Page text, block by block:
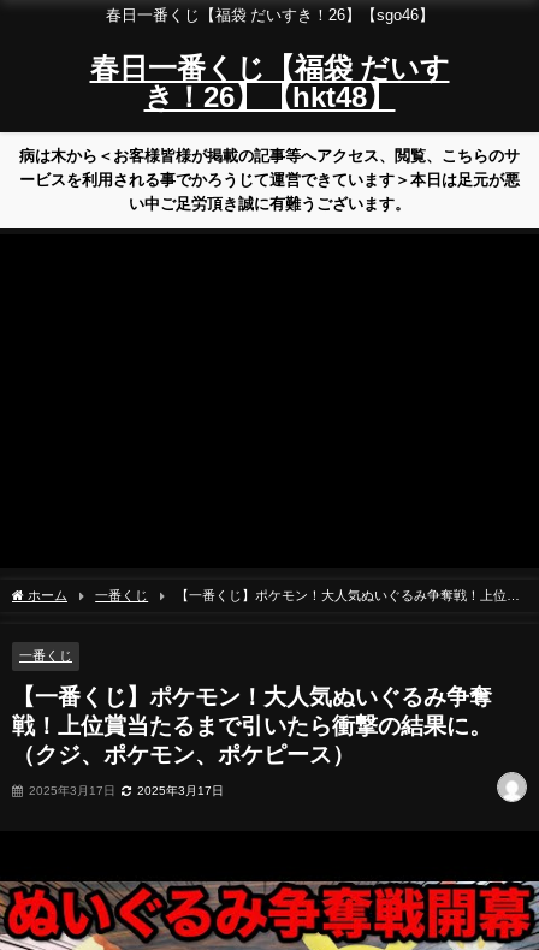
春日一番くじ【福袋 だいすき！26】【sgo46】
春日一番くじ【福袋 だいす
き！26】【hkt48】
病は木から＜お客様皆様が掲載の記事等へアクセス、閲覧、こちらのサ
ービスを利用される事でかろうじて運営できています＞本日は足元が悪
い中ご足労頂き誠に有難うございます。
ホーム 一番くじ
【一番くじ】ポケモン！大人気ぬいぐるみ争奪戦！上位賞
一番くじ
【一番くじ】ポケモン！大人気ぬいぐるみ争奪
戦！上位賞当たるまで引いたら衝撃の結果に。
（クジ、ポケモン、ポケピース）
2025年3月17日 2025年3月17日